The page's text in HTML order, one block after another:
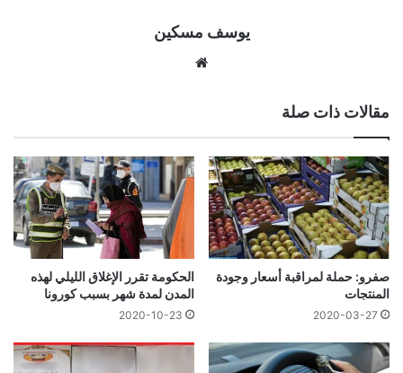
يوسف مسكين
مقالات ذات صلة
صفرو: حملة لمراقبة أسعار وجودة
المنتجات
2020-03-27
الحكومة تقرر الإغلاق الليلي لهذه
المدن لمدة شهر بسبب كورونا
2020-10-23